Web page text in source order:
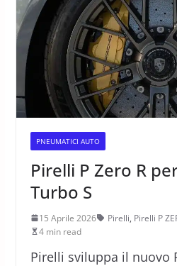
PNEUMATICI AUTO
Pirelli P Zero R
Turbo S
15 Aprile 2026 Pirelli, Pirelli P
4 min read
Pirelli sviluppa il nuovo